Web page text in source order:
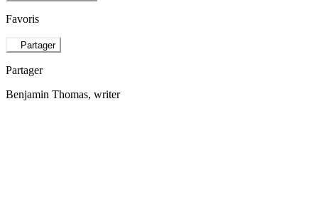
Favoris
Partager
Partager
Benjamin Thomas, writer